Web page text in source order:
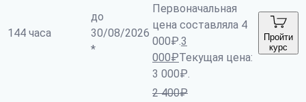
144 часа
до
30/08/2026
*
Первоначальная
цена составляла 4
000₽.3
000₽Текущая цена:
3 000₽.
Пройти
курс
2 400₽